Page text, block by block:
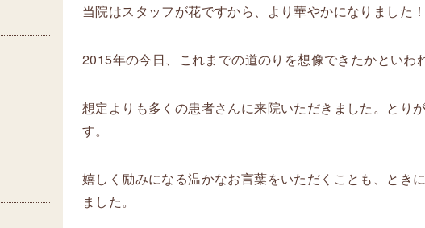
当院はスタッフが花ですから、より華やかになりました！
2015年の今日、これまでの道のりを想像できたかといわ
想定よりも多くの患者さんに来院いただきました。とり
す。
嬉しく励みになる温かなお言葉をいただくことも、とき
ました。